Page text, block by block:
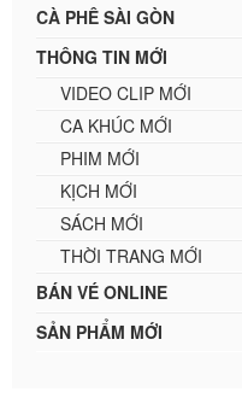
CÀ PHÊ SÀI GÒN
THÔNG TIN MỚI
VIDEO CLIP MỚI
CA KHÚC MỚI
PHIM MỚI
KỊCH MỚI
SÁCH MỚI
THỜI TRANG MỚI
BÁN VÉ ONLINE
SẢN PHẨM MỚI